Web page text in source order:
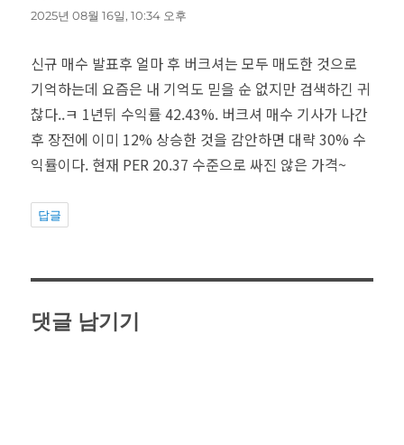
글:
2025년 08월 16일, 10:34 오후
신규 매수 발표후 얼마 후 버크셔는 모두 매도한 것으로
기억하는데 요즘은 내 기억도 믿을 순 없지만 검색하긴 귀
찮다..ㅋ 1년뒤 수익률 42.43%. 버크셔 매수 기사가 나간
후 장전에 이미 12% 상승한 것을 감안하면 대략 30% 수
익률이다. 현재 PER 20.37 수준으로 싸진 않은 가격~
답글
댓글 남기기